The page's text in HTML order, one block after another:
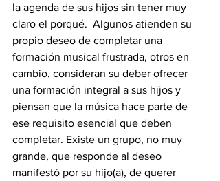
la agenda de sus hijos sin tener muy
claro el porqué.  Algunos atienden su
propio deseo de completar una
formación musical frustrada, otros en
cambio, consideran su deber ofrecer
una formación integral a sus hijos y
piensan que la música hace parte de
ese requisito esencial que deben
completar. Existe un grupo, no muy
grande, que responde al deseo
manifestó por su hijo(a), de querer